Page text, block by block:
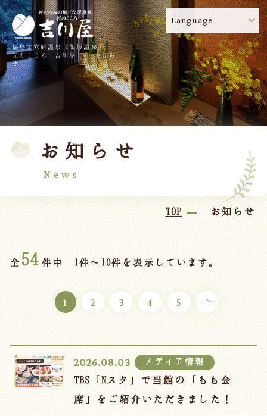
福島・穴原温泉（飯坂温泉）
匠のこころ 吉川屋 - お知ら
せ
Language
お知らせ
News
TOP お知らせ
全54 件中 1件～10件を表示しています。
1 2 3 4 5
2026.08.03 メディア情報
TBS「Nスタ」で当館の「もも会
席」をご紹介いただきました！
! 吉川屋のコロナウイルス感染症対策について
TOP 吉川屋について
温泉 客室
料理
館内
ご宿泊プラン
お部屋からプランを選ぶ
空室カレンダーから選ぶ